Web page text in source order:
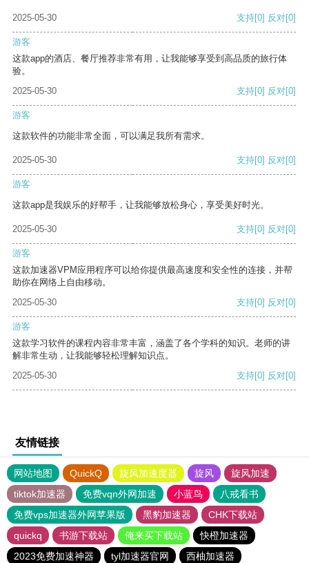
2025-05-30 支持[0] 反对[0]
游客
这款app的酒店、餐厅推荐非常有用，让我能够享受到高品质的旅行体
验。
2025-05-30
支持[0] 反对[0]
游客
这款软件的功能非常全面，可以满足我所有需求。
2025-05-30 支持[0] 反对[0]
游客
这款app是我娱乐的好帮手，让我能够放松身心，享受美好时光。
2025-05-30 支持[0] 反对[0]
游客
这款加速器VPM应用程序可以给你提供最高速度和安全性的连接，并帮
助你在网络上自由移动。
2025-05-30
支持[0] 反对[0]
游客
这款学习软件的课程内容非常丰富，涵盖了各个学科的知识。老师的讲
解非常生动，让我能够轻松理解知识点。
2025-05-30
支持[0] 反对[0]
友情链接
网站地图 QuickQ 旋风加速度器 旋风
旋风加速
tiktok加速器
免费vqn外网加速 小蓝鸟
八戒看书
免费vps加速器外网苹果版
黑豹加速器
CHK下载站
quickq
书游下载站 俺来买下载站
快橙加速器
2023免费加速神器
tyl加速器官网 西柚加速器